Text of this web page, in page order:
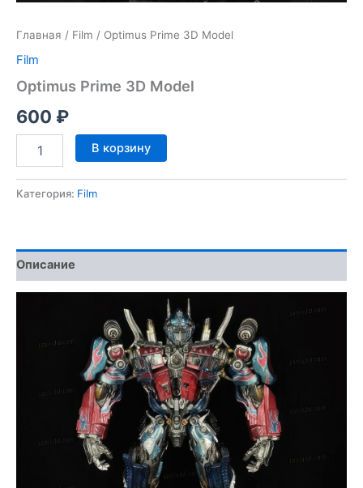
Главная / Film / Optimus Prime 3D Model
Film
Optimus Prime 3D Model
600 ₽
товара
Prime
В корзину
Категория: Film
Описание